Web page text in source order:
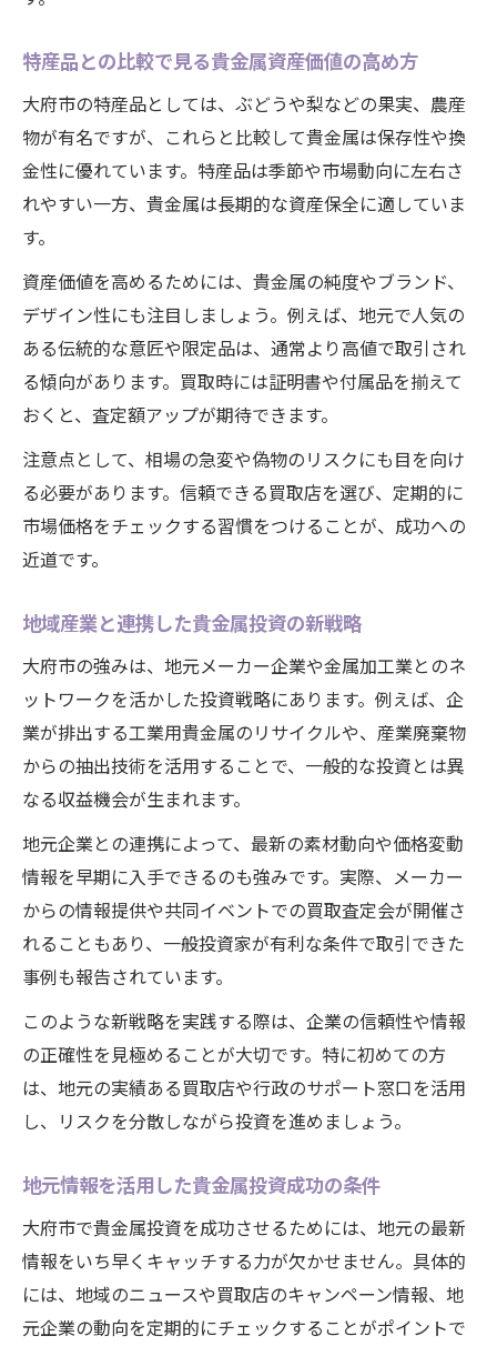
特産品との比較で見る貴金属資産価値の高め方
大府市の特産品としては、ぶどうや梨などの果実、農産
物が有名ですが、これらと比較して貴金属は保存性や換
金性に優れています。特産品は季節や市場動向に左右さ
れやすい一方、貴金属は長期的な資産保全に適していま
す。
資産価値を高めるためには、貴金属の純度やブランド、
デザイン性にも注目しましょう。例えば、地元で人気の
ある伝統的な意匠や限定品は、通常より高値で取引され
る傾向があります。買取時には証明書や付属品を揃えて
おくと、査定額アップが期待できます。
注意点として、相場の急変や偽物のリスクにも目を向け
る必要があります。信頼できる買取店を選び、定期的に
市場価格をチェックする習慣をつけることが、成功への
近道です。
地域産業と連携した貴金属投資の新戦略
大府市の強みは、地元メーカー企業や金属加工業とのネ
ットワークを活かした投資戦略にあります。例えば、企
業が排出する工業用貴金属のリサイクルや、産業廃棄物
からの抽出技術を活用することで、一般的な投資とは異
なる収益機会が生まれます。
地元企業との連携によって、最新の素材動向や価格変動
情報を早期に入手できるのも強みです。実際、メーカー
からの情報提供や共同イベントでの買取査定会が開催さ
れることもあり、一般投資家が有利な条件で取引できた
事例も報告されています。
このような新戦略を実践する際は、企業の信頼性や情報
の正確性を見極めることが大切です。特に初めての方
は、地元の実績ある買取店や行政のサポート窓口を活用
し、リスクを分散しながら投資を進めましょう。
地元情報を活用した貴金属投資成功の条件
大府市で貴金属投資を成功させるためには、地元の最新
情報をいち早くキャッチする力が欠かせません。具体的
には、地域のニュースや買取店のキャンペーン情報、地
元企業の動向を定期的にチェックすることがポイントで